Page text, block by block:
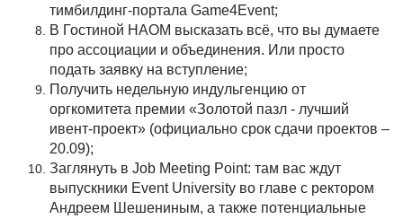
тимбилдинг-портала Game4Event;
В Гостиной НАОМ высказать всё, что вы думаете
про ассоциации и объединения. Или просто
подать заявку на вступление;
Получить недельную индульгенцию от
оргкомитета премии «Золотой пазл - лучший
ивент-проект» (официально срок сдачи проектов –
20.09);
Заглянуть в Job Meeting Point: там вас ждут
выпускники Event University во главе с ректором
Андреем Шешениным, а также потенциальные